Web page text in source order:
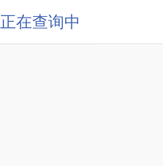
正在查询中